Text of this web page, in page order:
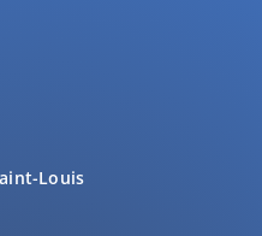
Louis